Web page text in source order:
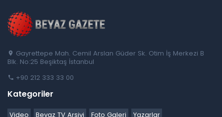
Gayrettepe Mah. Cemil Arslan Güder Sk. Otim İş Merkezi B
Blk. No:25 Beşiktaş İstanbul
+90 212 333 33 00
Kategoriler
Video Beyaz TV Arşivi Foto Galeri
Yazarlar